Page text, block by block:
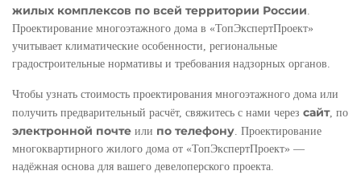
жилых комплексов по всей территории России.
Проектирование многоэтажного дома в «ТопЭкспертПроект»
учитывает климатические особенности, региональные
градостроительные нормативы и требования надзорных органов.
Чтобы узнать стоимость проектирования многоэтажного дома или
получить предварительный расчёт, свяжитесь с нами через сайт, по
электронной почте или по телефону. Проектирование
многоквартирного жилого дома от «ТопЭкспертПроект» —
надёжная основа для вашего девелоперского проекта.